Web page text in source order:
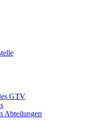
GTV
Abteilungen